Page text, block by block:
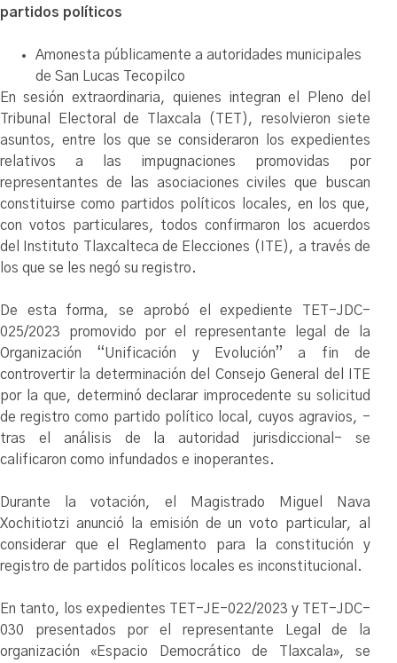
partidos políticos
Amonesta públicamente a autoridades municipales
de San Lucas Tecopilco
En sesión extraordinaria, quienes integran el Pleno del
Tribunal Electoral de Tlaxcala (TET), resolvieron siete
asuntos, entre los que se consideraron los expedientes
relativos a las impugnaciones promovidas por
representantes de las asociaciones civiles que buscan
constituirse como partidos políticos locales, en los que,
con votos particulares, todos confirmaron los acuerdos
del Instituto Tlaxcalteca de Elecciones (ITE), a través de
los que se les negó su registro.
De esta forma, se aprobó el expediente TET-JDC-
025/2023 promovido por el representante legal de la
Organización “Unificación y Evolución” a fin de
controvertir la determinación del Consejo General del ITE
por la que, determinó declarar improcedente su solicitud
de registro como partido político local, cuyos agravios, -
tras el análisis de la autoridad jurisdiccional- se
calificaron como infundados e inoperantes.
Durante la votación, el Magistrado Miguel Nava
Xochitiotzi anunció la emisión de un voto particular, al
considerar que el Reglamento para la constitución y
registro de partidos políticos locales es inconstitucional.
En tanto, los expedientes TET-JE-022/2023 y TET-JDC-
030 presentados por el representante Legal de la
organización «Espacio Democrático de Tlaxcala», se